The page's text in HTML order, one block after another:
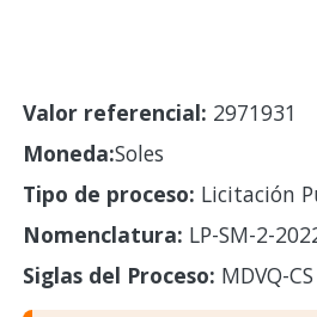
Valor referencial: 2971931
Moneda:Soles
Tipo de proceso: Licitación
Nomenclatura: LP-SM-2-
Siglas del Proceso: MDVQ-CS